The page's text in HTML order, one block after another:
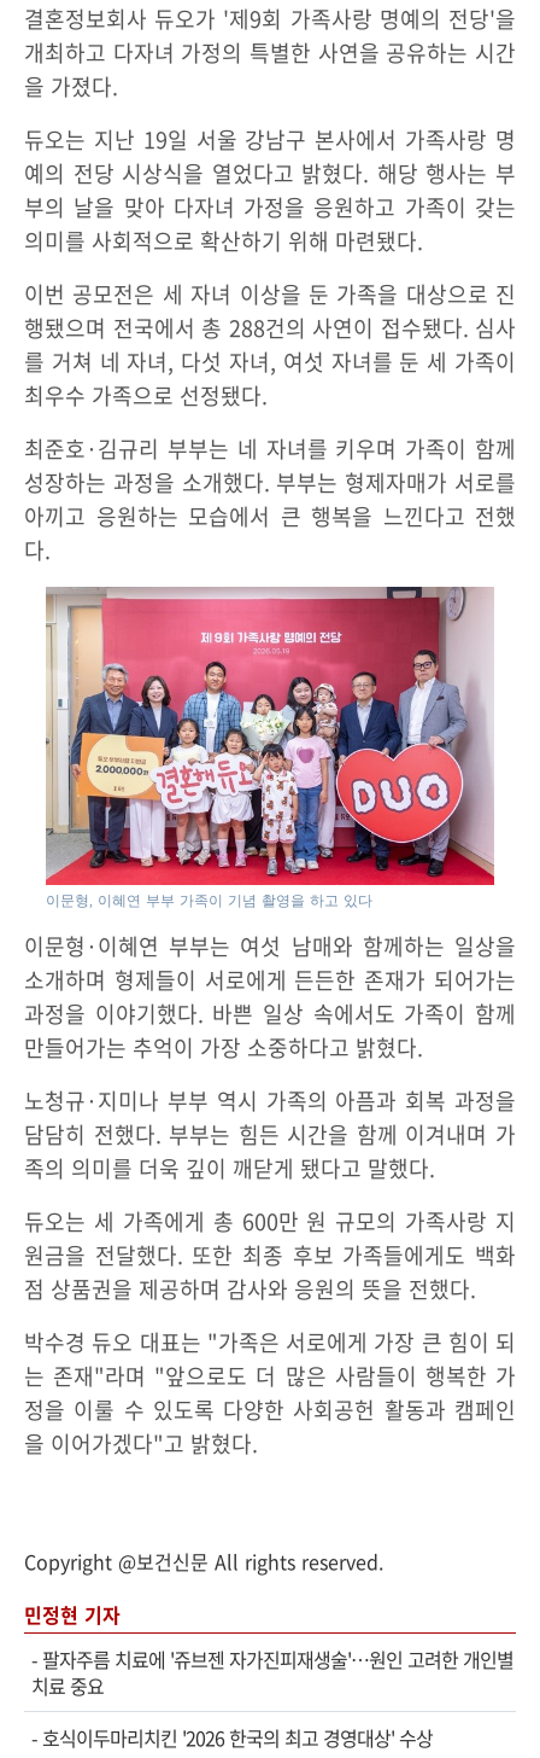
결혼정보회사 듀오가 '제9회 가족사랑 명예의 전당'을
개최하고 다자녀 가정의 특별한 사연을 공유하는 시간
을 가졌다.
듀오는 지난 19일 서울 강남구 본사에서 가족사랑 명
예의 전당 시상식을 열었다고 밝혔다. 해당 행사는 부
부의 날을 맞아 다자녀 가정을 응원하고 가족이 갖는
의미를 사회적으로 확산하기 위해 마련됐다.
이번 공모전은 세 자녀 이상을 둔 가족을 대상으로 진
행됐으며 전국에서 총 288건의 사연이 접수됐다. 심사
를 거쳐 네 자녀, 다섯 자녀, 여섯 자녀를 둔 세 가족이
최우수 가족으로 선정됐다.
최준호·김규리 부부는 네 자녀를 키우며 가족이 함께
성장하는 과정을 소개했다. 부부는 형제자매가 서로를
아끼고 응원하는 모습에서 큰 행복을 느낀다고 전했
다.
이문형, 이혜연 부부 가족이 기념 촬영을 하고 있다
이문형·이혜연 부부는 여섯 남매와 함께하는 일상을
소개하며 형제들이 서로에게 든든한 존재가 되어가는
과정을 이야기했다. 바쁜 일상 속에서도 가족이 함께
만들어가는 추억이 가장 소중하다고 밝혔다.
노청규·지미나 부부 역시 가족의 아픔과 회복 과정을
담담히 전했다. 부부는 힘든 시간을 함께 이겨내며 가
족의 의미를 더욱 깊이 깨닫게 됐다고 말했다.
듀오는 세 가족에게 총 600만 원 규모의 가족사랑 지
원금을 전달했다. 또한 최종 후보 가족들에게도 백화
점 상품권을 제공하며 감사와 응원의 뜻을 전했다.
박수경 듀오 대표는 "가족은 서로에게 가장 큰 힘이 되
는 존재"라며 "앞으로도 더 많은 사람들이 행복한 가
정을 이룰 수 있도록 다양한 사회공헌 활동과 캠페인
을 이어가겠다"고 밝혔다.
Copyright @보건신문 All rights reserved.
민정현 기자
- 팔자주름 치료에 '쥬브젠 자가진피재생술'…원인 고려한 개인별
치료 중요
-호식이두마리치킨 '2026 한국의 최고 경영대상' 수상